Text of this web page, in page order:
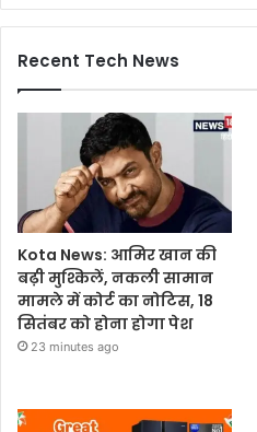
Recent Tech News
Kota News: आमिर खान की
बढ़ी मुश्किलें, नकली सामान
मामले में कोर्ट का नोटिस, 18
सितंबर को होना होगा पेश
23 minutes ago